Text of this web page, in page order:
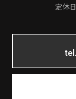
定休
tel.